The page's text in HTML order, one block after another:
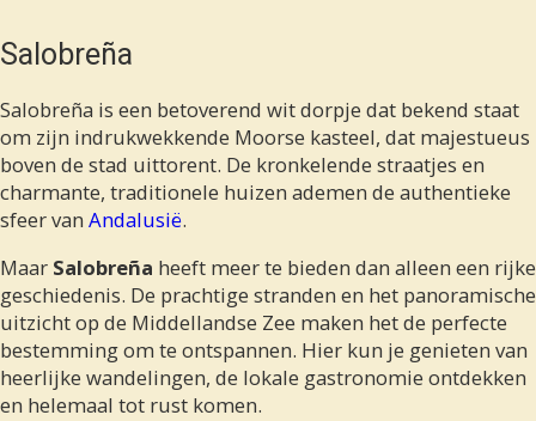
Salobreña
Salobreña is een betoverend wit dorpje dat bekend staat
om zijn indrukwekkende Moorse kasteel, dat majestueus
boven de stad uittorent. De kronkelende straatjes en
charmante, traditionele huizen ademen de authentieke
sfeer van Andalusië.
Maar Salobreña heeft meer te bieden dan alleen een rijke
geschiedenis. De prachtige stranden en het panoramische
uitzicht op de Middellandse Zee maken het de perfecte
bestemming om te ontspannen. Hier kun je genieten van
heerlijke wandelingen, de lokale gastronomie ontdekken
en helemaal tot rust komen.